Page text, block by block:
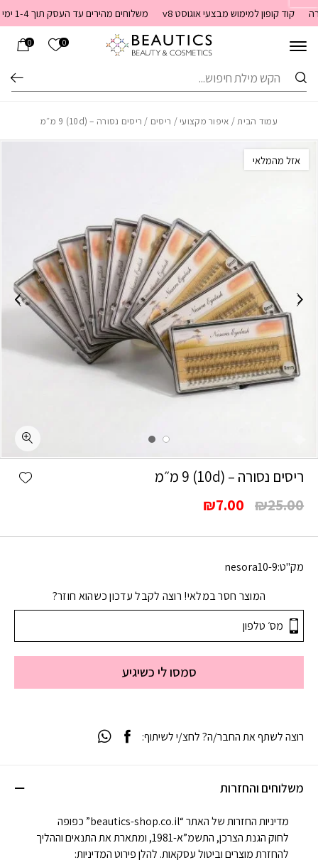
Skip to Content
קוד קופון למימוש מבצעי אוגוסט v8 משלוחים מהירים עד העסק תוך 1-4 ימי עסקים. משלוחים חינם מעל 399 שקלים חדש באתר! ניתן לשלם במזומן לשליח בעת המסירה
0 הרשימה
0
חיפוש
עמוד הבית/ איפור מקצועי/ ריסים / ריסים נסורה – (10d) 9 מ״מ
ריסים נסורה – (10d) 9 מ״מ
₪25.00
המחיר
היה:
₪7.00
המחיר
הוא:
מק"ט:nesora10-9
המוצר חסר במלאי! רוצה לקבל עדכון כשהוא חוזר?
סמסו לי כשיגיע
משלוחים והחזרות
מדיניות החזרות של האתר “beautics-shop.co.il” כפופה
לחוק הגנת הצרכן, התשמ”א-1981, ומתארת את התנאים וההליך
להחזרת מוצרים וביטול עסקאות. להלן פירוט המדיניות:
רוצה לשתף את החבר/ה? לחצ/י לשיתוף:
אזל מהמלאי
בחזרה למעלה